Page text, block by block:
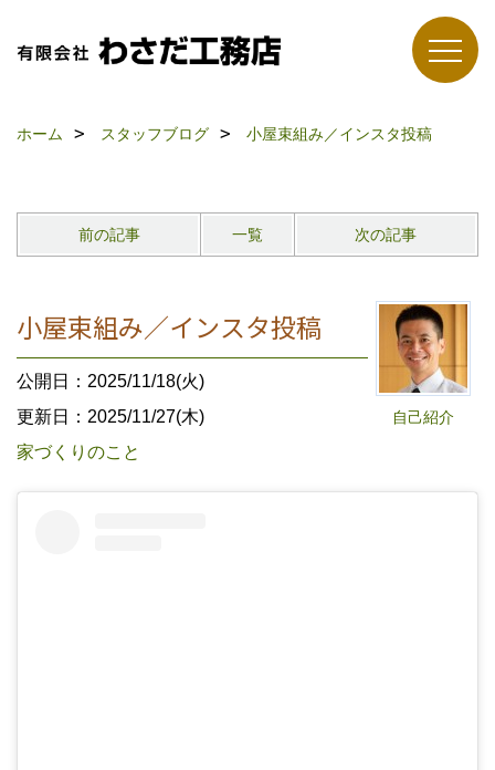
ホーム スタッフブログ 小屋束組み／インスタ投稿
前の記事 一覧 次の記事
自己紹介
小屋束組み／インスタ投稿
公開日：2025/11/18(火)
更新日：2025/11/27(木)
家づくりのこと